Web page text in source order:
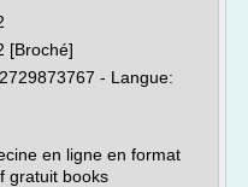
[Broché]
- Langue:
en ligne en format
gratuit books